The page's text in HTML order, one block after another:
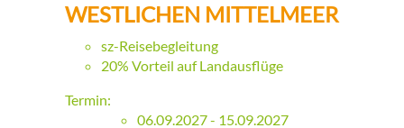
WESTLICHEN MITTELMEER
sz-Reisebegleitung
20% Vorteil auf Landausflüge
Termin:
06.09.2027 - 15.09.2027